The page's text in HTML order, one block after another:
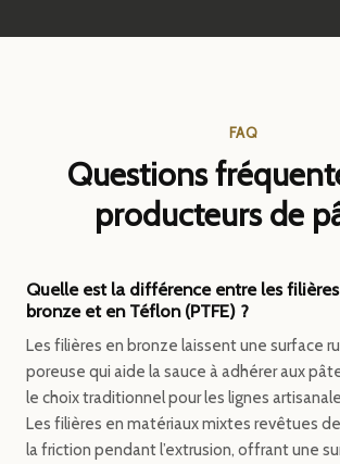
FAQ
Questions
producteurs de
Quelle est la différence entre les
bronze et en Téflon (PTFE) ?
Les filières en bronze laissent une surface
poreuse qui aide la sauce à adhérer aux
le choix traditionnel pour les lignes
Les filières en matériaux mixtes revêtues
la friction pendant l’extrusion, offrant une